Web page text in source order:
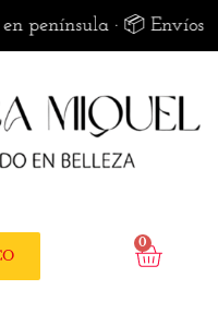
· 📦 Envíos
0